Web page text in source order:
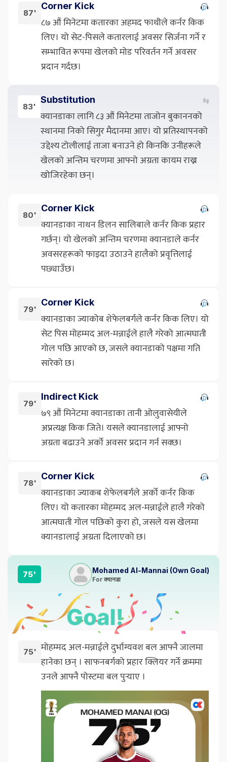
87'
Corner Kick
८७ औं मिनेटमा कतारका अहमद फाथीले कर्नर किक
लिए। यो सेट-पिसले कतारलाई अवसर सिर्जना गर्ने र
सम्भावित रूपमा खेलको मोड परिवर्तन गर्ने अवसर
प्रदान गर्दछ।
83'
Substitution ⇆
क्यानडाका लागि ८३ औं मिनेटमा ताजोन बुकाननको
स्थानमा निको सिगुर मैदानमा आए। यो प्रतिस्थापनको
उद्देश्य टोलीलाई ताजा बनाउने हो किनकि उनीहरूले
खेलको अन्तिम चरणमा आफ्नो अग्रता कायम राख्न
खोजिरहेका छन्।
80'
Corner Kick
क्यानडाका नाथन डिलन सालिबाले कर्नर किक प्रहार
गर्छन्। यो खेलको अन्तिम चरणमा क्यानडाले कर्नर
अवसरहरूको फाइदा उठाउने हालैको प्रवृत्तिलाई
पछ्याउँछ।
79'
Corner Kick
क्यानडाका ज्याकोब शेफेलबर्गले कर्नर किक लिए। यो
सेट पिस मोहम्मद अल-मन्नाईले हालै गरेको आत्मघाती
गोल पछि आएको छ, जसले क्यानडाको पक्षमा गति
सारेको छ।
79'
Indirect Kick
७९ औं मिनेटमा क्यानडाका तानी ओलुवासेयीले
अप्रत्यक्ष किक जिते। यसले क्यानडालाई आफ्नो
अग्रता बढाउने अर्को अवसर प्रदान गर्न सक्छ।
78'
Corner Kick
क्यानडाका ज्याकब शेफेलबर्गले अर्को कर्नर किक
लिए। यो कतारका मोहम्मद अल-मन्नाईले हालै गरेको
आत्मघाती गोल पछिको कुरा हो, जसले यस खेलमा
क्यानडालाई अग्रता दिलाएको छ।
75' Mohamed Al-Mannai (Own Goal)
For क्यानडा
75' मोहम्मद अल-मन्नाईले दुर्भाग्यवश बल आफ्नै जालमा
हानेका छन् । साफनबर्गको प्रहार क्लियर गर्ने क्रममा
उनले आफ्नै पोस्टमा बल पुर्‍याए ।